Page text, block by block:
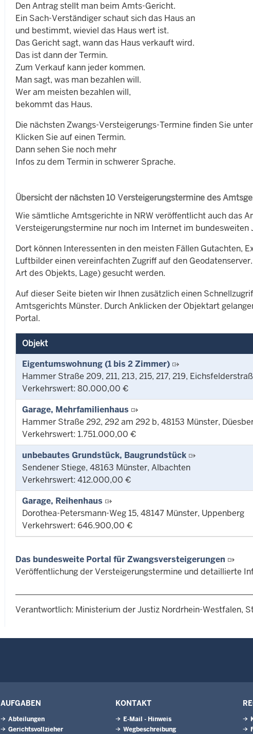
Den Antrag stellt man beim Amts-Gericht.
Ein Sach-Verständiger schaut sich das Haus an
und bestimmt, wieviel das Haus wert ist.
Das Gericht sagt, wann das Haus verkauft wird.
Das ist dann der Termin.
Zum Verkauf kann jeder kommen.
Man sagt, was man bezahlen will.
Wer am meisten bezahlen will,
bekommt das Haus.
Die nächsten Zwangs-Versteigerungs-Termine finden Sie
Klicken Sie auf einen Termin.
Dann sehen Sie noch mehr
Infos zu dem Termin in schwerer Sprache.
Übersicht der nächsten 10 Versteigerungstermine des
Wie sämtliche Amtsgerichte in NRW veröffentlicht auch das
Versteigerungstermine nur noch im Internet im bundesweiten
Dort können Interessenten in den meisten Fällen Gutachten,
Luftbilder einen vereinfachten Zugriff auf den
Art des Objekts, Lage) gesucht werden.
Auf dieser Seite bieten wir Ihnen zusätzlich einen
Amtsgerichts Münster. Durch Anklicken der Objektart
Portal.
Objekt
Eigentumswohnung (1 bis 2 Zimmer)
Hammer Straße 209, 211, 213, 215, 217, 219,
Verkehrswert: 80.000,00 €
Garage, Mehrfamilienhaus
Hammer Straße 292, 292 am 292 b, 48153 Münster,
Verkehrswert: 1.751.000,00 €
unbebautes Grundstück, Baugrundstück
Sendener Stiege, 48163 Münster, Albachten
Verkehrswert: 412.000,00 €
Garage, Reihenhaus
Dorothea-Petersmann-Weg 15, 48147 Münster, Uppenberg
Verkehrswert: 646.900,00 €
Das bundesweite Portal für Zwangsversteigerungen
Veröffentlichung der Versteigerungstermine und detaillierte
Verantwortlich: Ministerium der Justiz Nordrhein-Westfalen,
AUFGABEN
Abteilungen
Gerichtsvollzieher
KONTAKT
E-Mail - Hinweis
Wegbeschreibung